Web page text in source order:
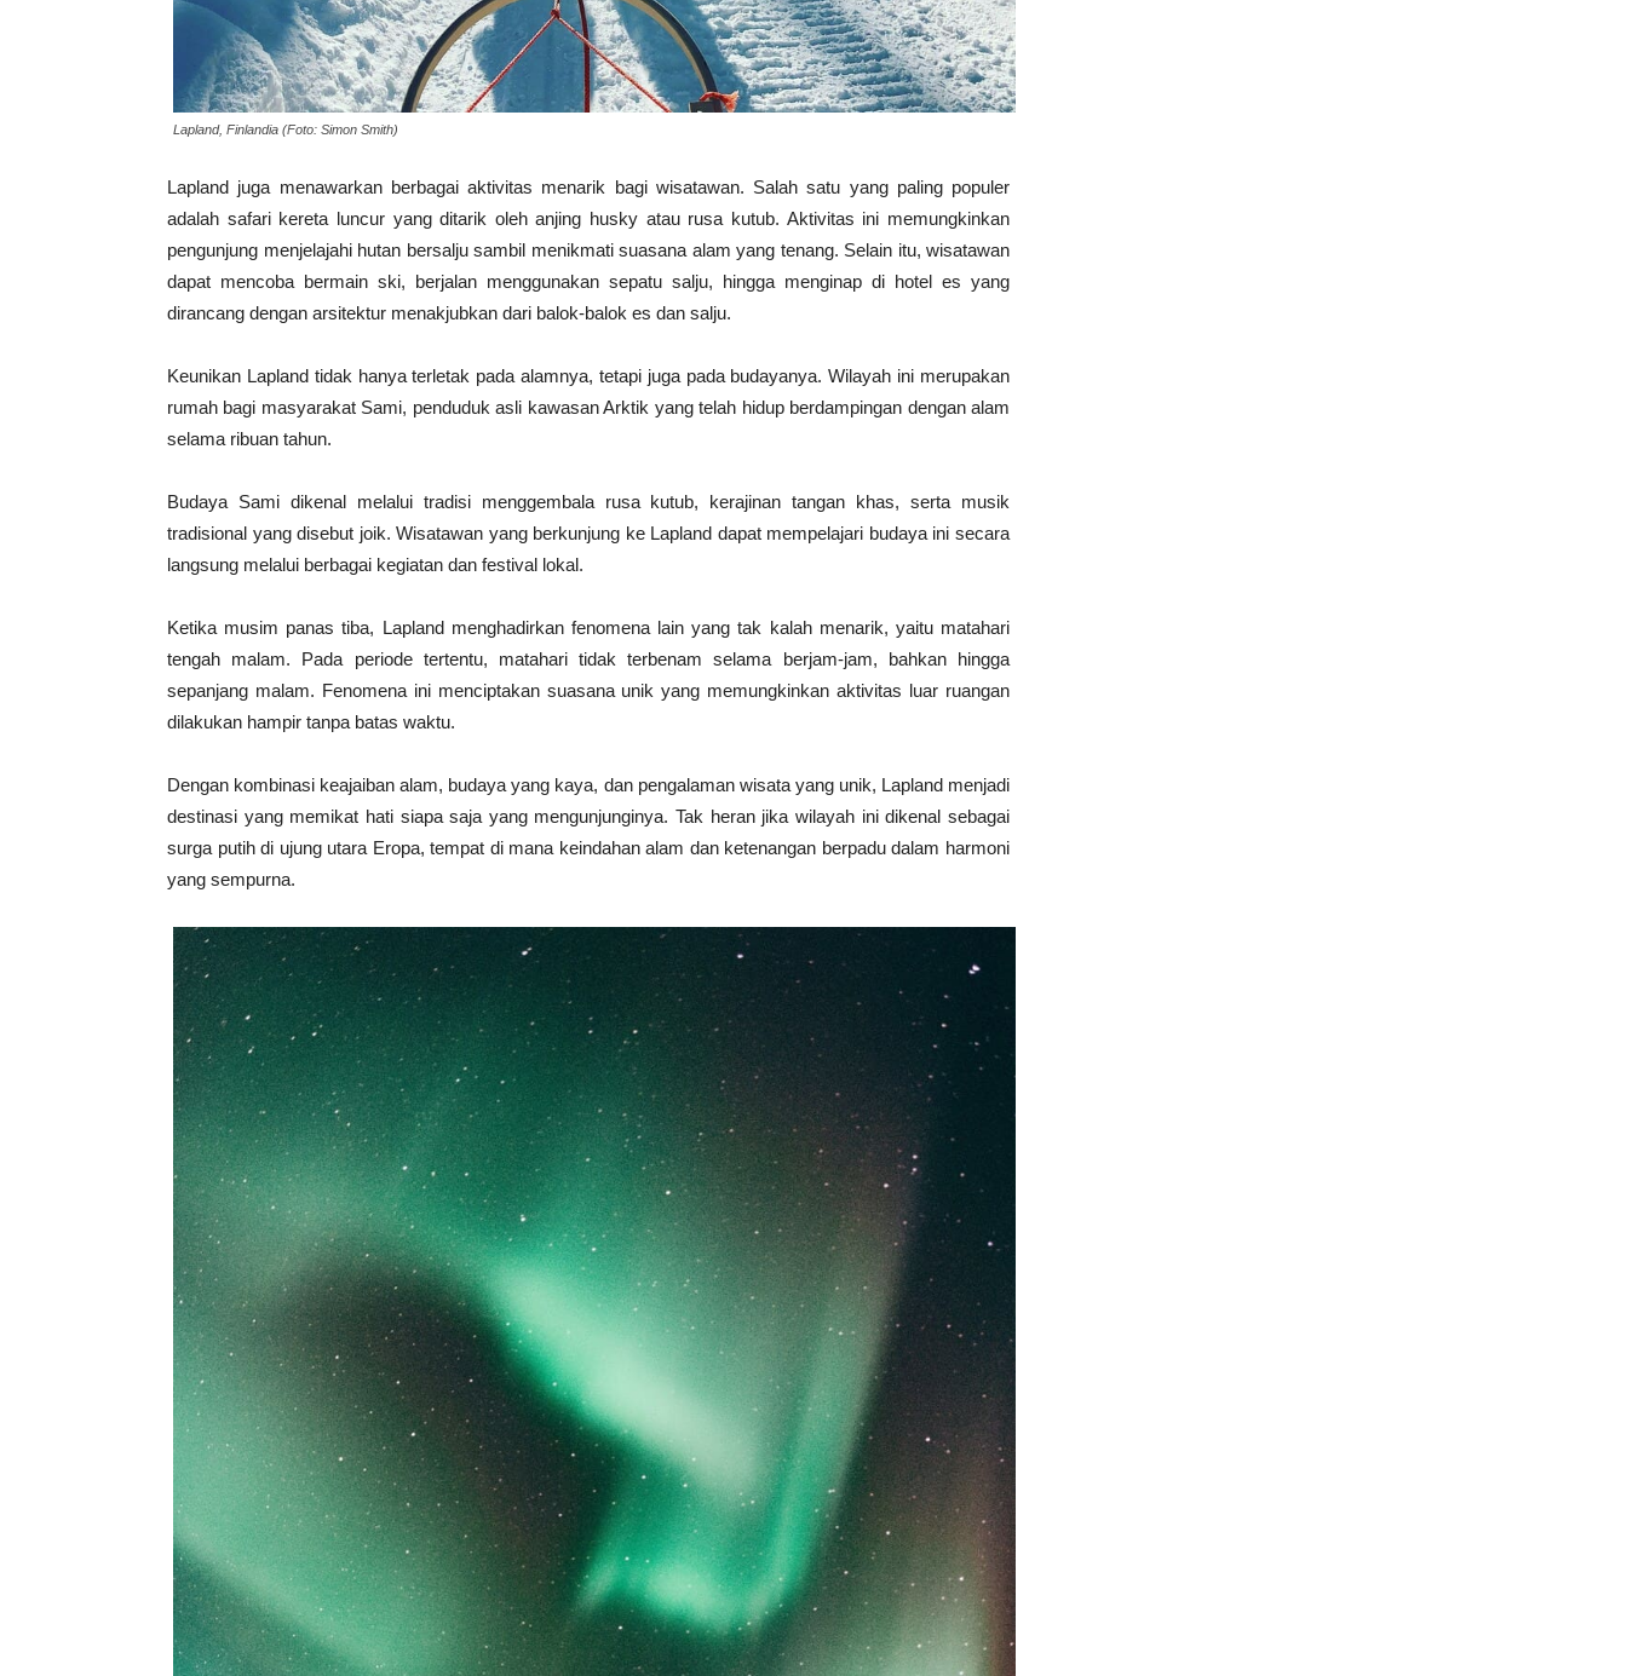
Lapland, Finlandia (Foto: Simon Smith)
Lapland juga menawarkan berbagai aktivitas menarik bagi wisatawan. Salah satu yang paling populer
adalah safari kereta luncur yang ditarik oleh anjing husky atau rusa kutub. Aktivitas ini memungkinkan
pengunjung menjelajahi hutan bersalju sambil menikmati suasana alam yang tenang. Selain itu, wisatawan
dapat mencoba bermain ski, berjalan menggunakan sepatu salju, hingga menginap di hotel es yang
dirancang dengan arsitektur menakjubkan dari balok-balok es dan salju.
Keunikan Lapland tidak hanya terletak pada alamnya, tetapi juga pada budayanya. Wilayah ini merupakan
rumah bagi masyarakat Sami, penduduk asli kawasan Arktik yang telah hidup berdampingan dengan alam
selama ribuan tahun.
Budaya Sami dikenal melalui tradisi menggembala rusa kutub, kerajinan tangan khas, serta musik
tradisional yang disebut joik. Wisatawan yang berkunjung ke Lapland dapat mempelajari budaya ini secara
langsung melalui berbagai kegiatan dan festival lokal.
Ketika musim panas tiba, Lapland menghadirkan fenomena lain yang tak kalah menarik, yaitu matahari
tengah malam. Pada periode tertentu, matahari tidak terbenam selama berjam-jam, bahkan hingga
sepanjang malam. Fenomena ini menciptakan suasana unik yang memungkinkan aktivitas luar ruangan
dilakukan hampir tanpa batas waktu.
Dengan kombinasi keajaiban alam, budaya yang kaya, dan pengalaman wisata yang unik, Lapland menjadi
destinasi yang memikat hati siapa saja yang mengunjunginya. Tak heran jika wilayah ini dikenal sebagai
surga putih di ujung utara Eropa, tempat di mana keindahan alam dan ketenangan berpadu dalam harmoni
yang sempurna.